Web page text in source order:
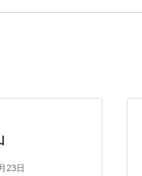
23日